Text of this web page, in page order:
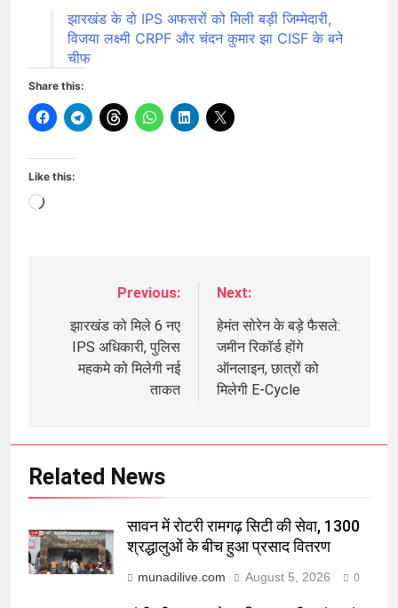
झारखंड के दो IPS अफसरों को मिली बड़ी जिम्मेदारी,
विजया लक्ष्मी CRPF और चंदन कुमार झा CISF के बने
चीफ
Share this:
Like this:
Loading…
navigation
Previous:
झारखंड को मिले 6 नए
IPS अधिकारी, पुलिस
महकमे को मिलेगी नई
ताकत
Next:
हेमंत सोरेन के बड़े फैसले:
जमीन रिकॉर्ड होंगे
ऑनलाइन, छात्रों को
मिलेगी E-Cycle
Related News
सावन में रोटरी रामगढ़ सिटी की सेवा, 1300
श्रद्धालुओं के बीच हुआ प्रसाद वितरण
munadilive.com August 5, 2026 0